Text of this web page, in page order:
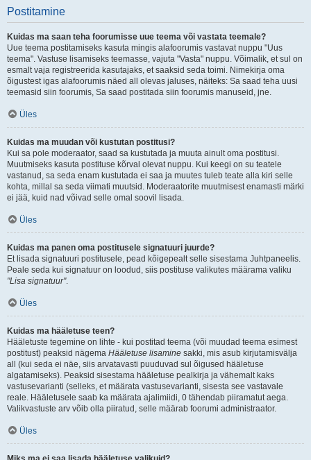
Postitamine
Kuidas ma saan teha foorumisse uue teema või vastata teemale?
Uue teema postitamiseks kasuta mingis alafoorumis vastavat nuppu "Uus
teema". Vastuse lisamiseks teemasse, vajuta "Vasta" nuppu. Võimalik, et sul on
esmalt vaja registreerida kasutajaks, et saaksid seda toimi. Nimekirja oma
õigustest igas alafoorumis näed all olevas jaluses, näiteks: Sa saad teha uusi
teemasid siin foorumis, Sa saad postitada siin foorumis manuseid, jne.
Üles
Kuidas ma muudan või kustutan postitusi?
Kui sa pole moderaator, saad sa kustutada ja muuta ainult oma postitusi.
Muutmiseks kasuta postituse kõrval olevat nuppu. Kui keegi on su teatele
vastanud, sa seda enam kustutada ei saa ja muutes tuleb teate alla kiri selle
kohta, millal sa seda viimati muutsid. Moderaatorite muutmisest enamasti märki
ei jää, kuid nad võivad selle omal soovil lisada.
Üles
Kuidas ma panen oma postitusele signatuuri juurde?
Et lisada signatuuri postitusele, pead kõigepealt selle sisestama Juhtpaneelis.
Peale seda kui signatuur on loodud, siis postituse valikutes määrama valiku
"Lisa signatuur".
Üles
Kuidas ma hääletuse teen?
Hääletuste tegemine on lihte - kui postitad teema (või muudad teema esimest
postitust) peaksid nägema Hääletuse lisamine sakki, mis asub kirjutamisvälja
all (kui seda ei näe, siis arvatavasti puuduvad sul õigused hääletuse
algatamiseks). Peaksid sisestama hääletuse pealkirja ja vähemalt kaks
vastusevarianti (selleks, et määrata vastusevarianti, sisesta see vastavale
reale. Hääletusele saab ka määrata ajalimiidi, 0 tähendab piiramatut aega.
Valikvastuste arv võib olla piiratud, selle määrab foorumi administraator.
Üles